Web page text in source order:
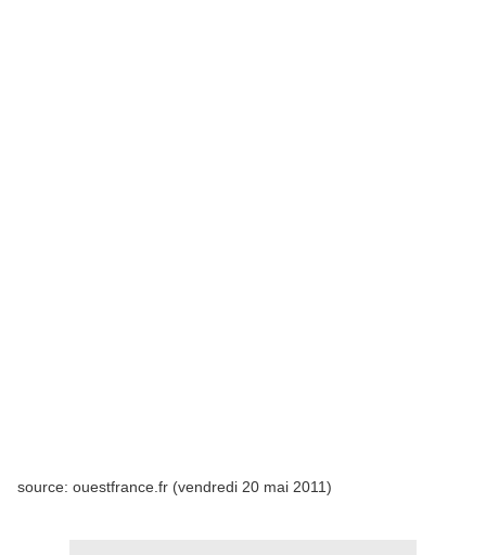
source: ouestfrance.fr (vendredi 20 mai 2011)